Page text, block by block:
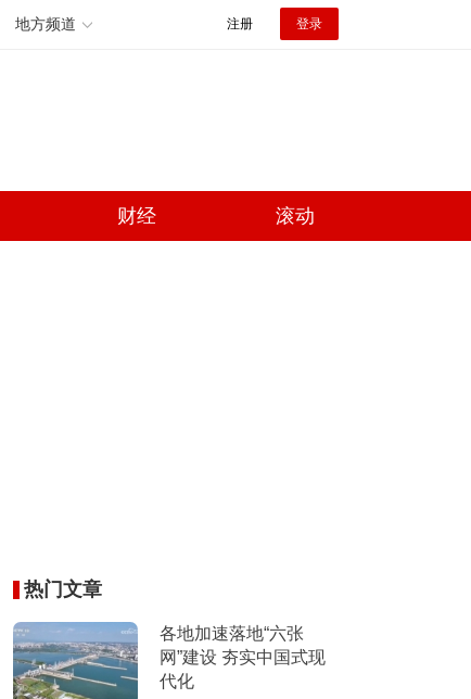
地方频道 注册 登录
财经 滚动
热门文章
各地加速落地“六张
网”建设 夯实中国式现
代化